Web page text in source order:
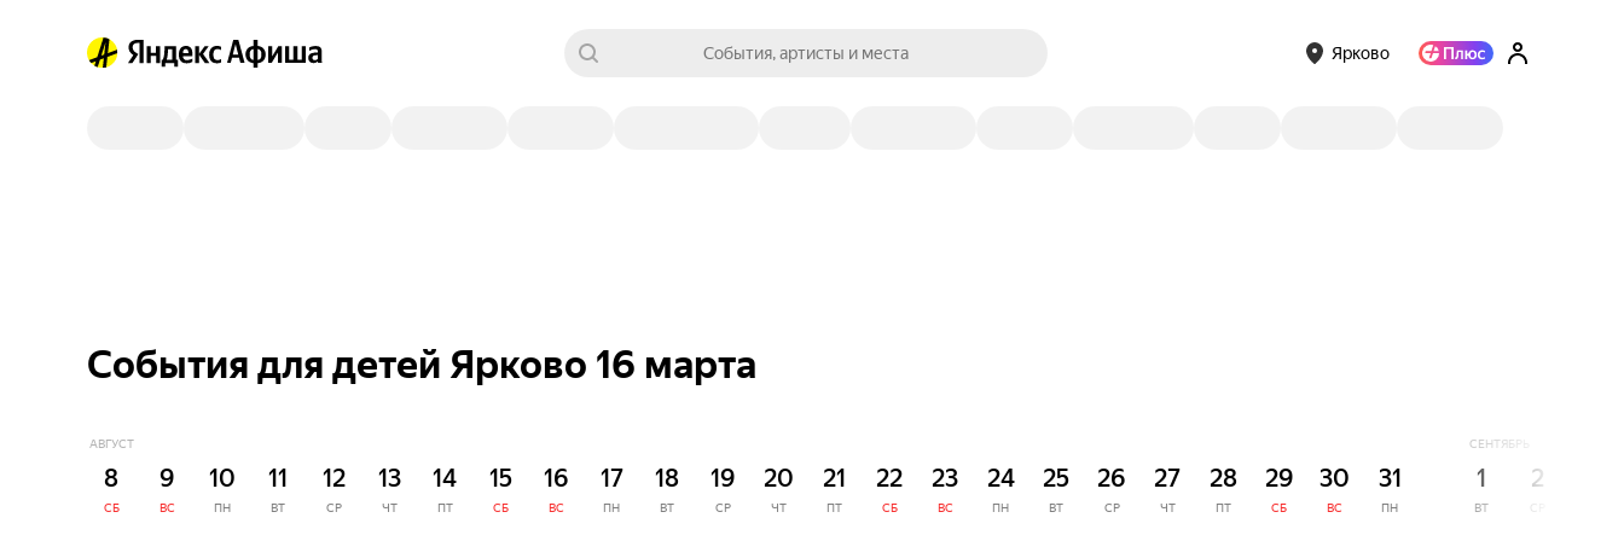
События, артисты и места Ярково
События для детей Ярково 16 марта
АВГУСТ
8
СБ
9
ВС
10
ПН
11
ВТ
12
СР
13
ЧТ
14
ПТ
15
СБ
16
ВС
17
ПН
18
ВТ
19
СР
20
ЧТ
21
ПТ
22
СБ
23
ВС
24
ПН
25
ВТ
26
СР
27
ЧТ
28
ПТ
29
СБ
30
ВС
31
ПН
СЕНТЯБРЬ
1
ВТ
2